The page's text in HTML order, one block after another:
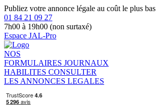
Publiez votre annonce légale au coût le plus bas
01 84 21 09 27
7h00 à 19h00 (non surtaxé)
Espace JAL-Pro
NOS
FORMULAIRES JOURNAUX
HABILITES CONSULTER
LES ANNONCES LEGALES